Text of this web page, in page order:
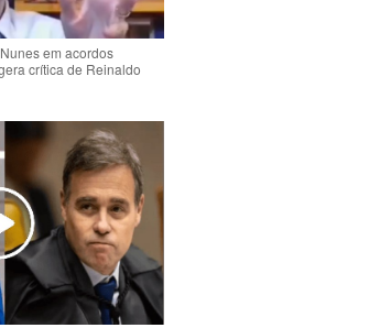
em acordos
crítica de Reinaldo